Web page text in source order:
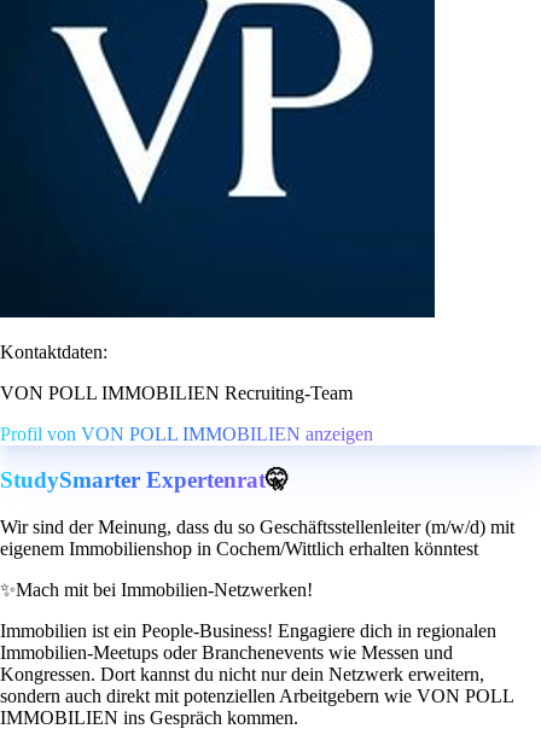
Kontaktdaten:
VON POLL IMMOBILIEN Recruiting-Team
Profil von VON POLL IMMOBILIEN anzeigen
StudySmarter Expertenrat🤫
Wir sind der Meinung, dass du so Geschäftsstellenleiter (m/w/d) mit
eigenem Immobilienshop in Cochem/Wittlich erhalten könntest
✨Mach mit bei Immobilien-Netzwerken!
Immobilien ist ein People-Business! Engagiere dich in regionalen
Immobilien-Meetups oder Branchenevents wie Messen und
Kongressen. Dort kannst du nicht nur dein Netzwerk erweitern,
sondern auch direkt mit potenziellen Arbeitgebern wie VON POLL
IMMOBILIEN ins Gespräch kommen.